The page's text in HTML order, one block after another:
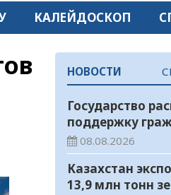
КАЛЕЙДОСКОП
НОВОСТИ
Государство
поддержку
переезжающих
регионы для
08.08.2026
Казахстан
13,9 млн тонн